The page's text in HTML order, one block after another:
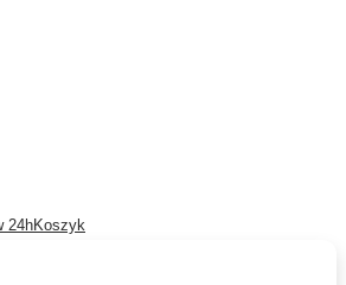
24hKoszyk